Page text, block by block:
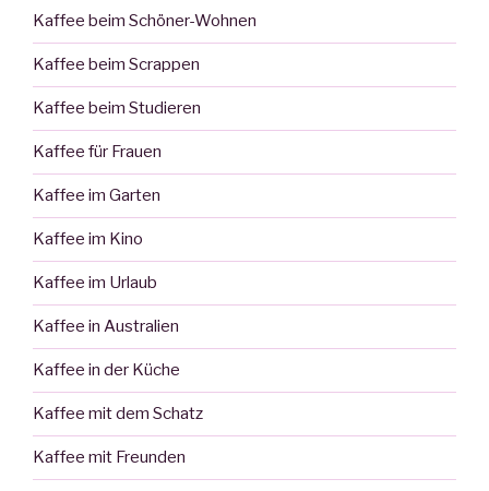
Kaffee beim Schöner-Wohnen
Kaffee beim Scrappen
Kaffee beim Studieren
Kaffee für Frauen
Kaffee im Garten
Kaffee im Kino
Kaffee im Urlaub
Kaffee in Australien
Kaffee in der Küche
Kaffee mit dem Schatz
Kaffee mit Freunden